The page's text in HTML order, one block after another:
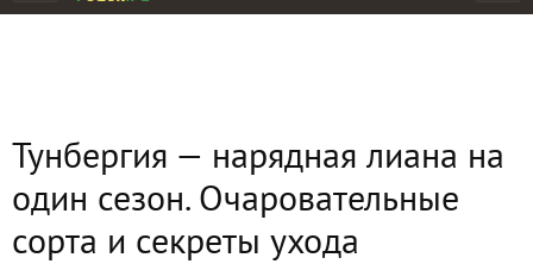
Тунбергия — нарядная лиана на
один сезон. Очаровательные
сорта и секреты ухода